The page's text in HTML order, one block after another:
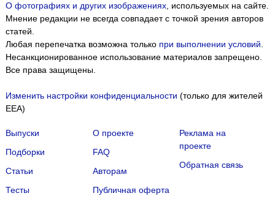
О фотографиях и других изображениях, используемых на сайте.
Мнение редакции не всегда совпадает с точкой зрения авторов
статей.
Любая перепечатка возможна только при выполнении условий
Несанкционированное использование материалов запрещено.
Все права защищены.
Изменить настройки конфиденциальности (только для жителей
EEA)
Выпуски
Подборки
Статьи
Тесты
О проекте
FAQ
Авторам
Публичная оферта
Реклама на
проекте
Обратная связь